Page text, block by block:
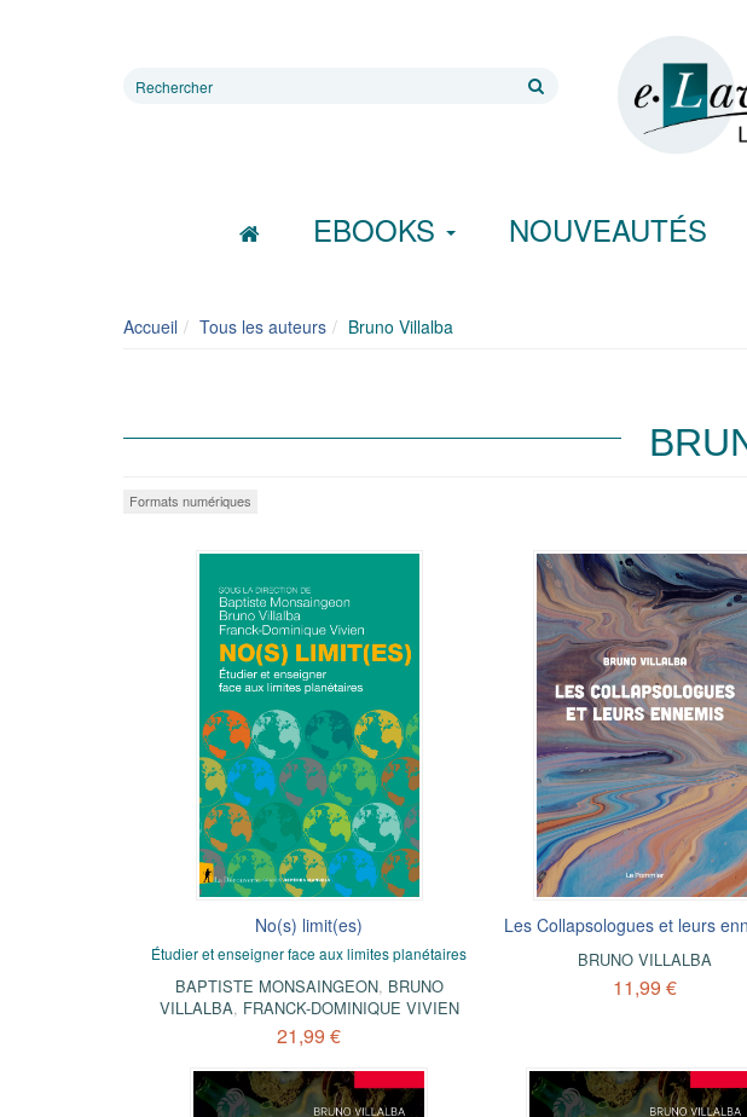
Rechercher
EBOOKS NOUVEAUTÉS
Accueil Tous les auteurs Bruno Villalba
Formats numériques
No(s) limit(es)
Étudier et enseigner face aux limites planétaires
BAPTISTE MONSAINGEON, BRUNO
VILLALBA, FRANCK-DOMINIQUE VIVIEN
21,99 €
Les Collapsologues et leurs
BRUNO VILLALBA
11,99 €